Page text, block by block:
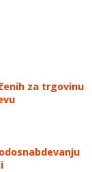
za trgovinu